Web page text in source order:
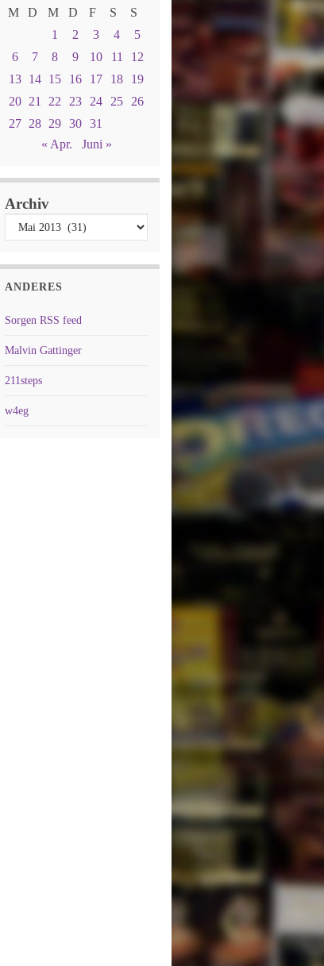
M
D M D F S
S
1
2 3 4
5
6
7 8 9 10 11
12
13
14 15 16 17 18
19
20
21 22 23 24 25
26
27
28 29 30 31
« Apr.
Juni »
Archiv
ANDERES
Sorgen RSS feed
Malvin Gattinger
211steps
w4eg